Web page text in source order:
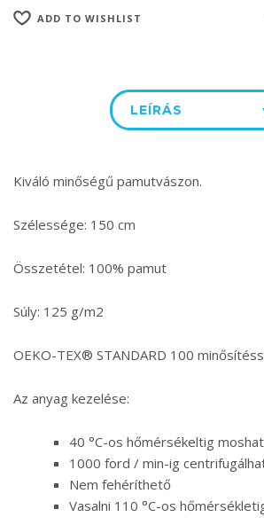
ADD TO WISHLIST
LEÍRÁS
Kiváló minőségű pamutvászon.
Szélessége: 150 cm
Összetétel: 100% pamut
Súly: 125 g/m2
OEKO-TEX® STANDARD 100
Az anyag kezelése:
40 °C-os hőmérsékeltig
1000 ford / min-ig
Nem fehéríthető
Vasalni 110 °C-os